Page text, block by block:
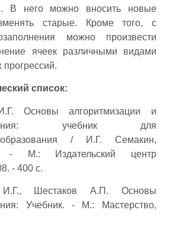
В него можно вносить новые
старые. Кроме того, с
можно произвести
ячеек различными видами
прогрессий.
список:
Основы алгоритмизации и
учебник для
/ И.Г. Семакин,
- М.: Издательский центр
- 400 с.
Шестаков А.П. Основы
Учебник. - М.: Мастерство,